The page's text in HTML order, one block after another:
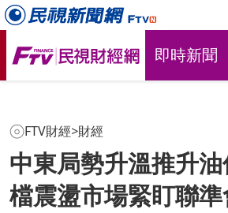
即時新聞
FTV財經>財經
中東局勢升溫推升
檔震盪市場緊盯聯